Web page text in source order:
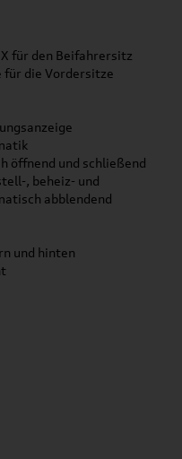
für den Beifahrersitz
die Vordersitze
öffnend und schließend
, beheiz- und
abblendend
und hinten